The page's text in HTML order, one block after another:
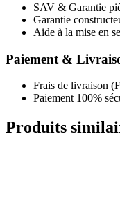
SAV & Garantie
Garantie
Aide à la mise en
Paiement &
Frais de livraison
Paiement 100%
Produits